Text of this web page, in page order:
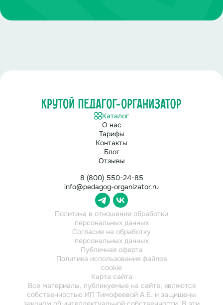
Каталог
О нас
Тарифы
Контакты
Блог
Отзывы
8 (800) 550-24-85
info@pedagog-organizator.ru
Политика в отношении обработки
персональных данных
Согласие на обработку
персональных данных
Публичная оферта
Политика использования файлов
cookie
Карта сайта
Все материалы, публикуемые на сайте, являются
собственностью ИП Тимофеевой А.Е. и защищены